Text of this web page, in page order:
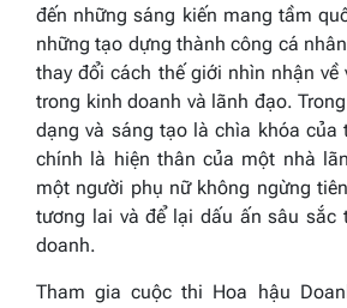
đến những sáng kiến mang tầm
những tạo dựng thành công cá
thay đổi cách thế giới nhìn nhận
trong kinh doanh và lãnh đạo.
dạng và sáng tạo là chìa khóa của
chính là hiện thân của một nhà
một người phụ nữ không ngừng
tương lai và để lại dấu ấn sâu sắc
doanh.
Tham gia cuộc thi Hoa hậu